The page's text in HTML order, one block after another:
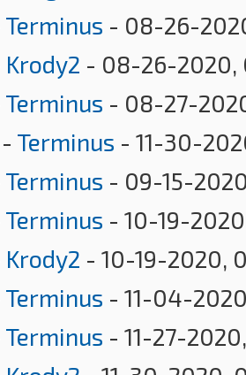
Terminus - 08-26-
Krody2 - 08-26-2020,
Terminus - 08-27-
- Terminus - 11-30-
Terminus - 09-15-
Terminus - 10-19-
Krody2 - 10-19-2020,
Terminus - 11-04-
Terminus - 11-27-